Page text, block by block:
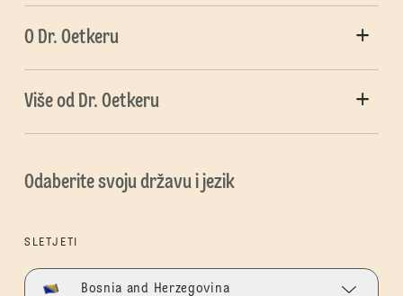
O Dr. Oetkeru
Više od Dr. Oetkeru
Odaberite svoju državu i jezik
SLETJETI
Bosnia and Herzegovina